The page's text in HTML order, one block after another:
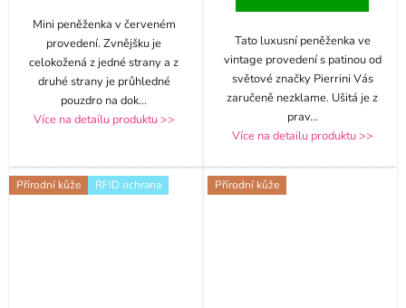
Mini peněženka v červeném
provedení. Zvnějšku je
celokožená z jedné strany a z
druhé strany je průhledné
pouzdro na dok...
Více na detailu produktu >>
Tato luxusní peněženka ve
vintage provedení s patinou od
světové značky Pierrini Vás
zaručeně nezklame. Ušitá je z
prav...
Více na detailu produktu >>
Přírodní kůže RFID ochrana Přírodní kůže